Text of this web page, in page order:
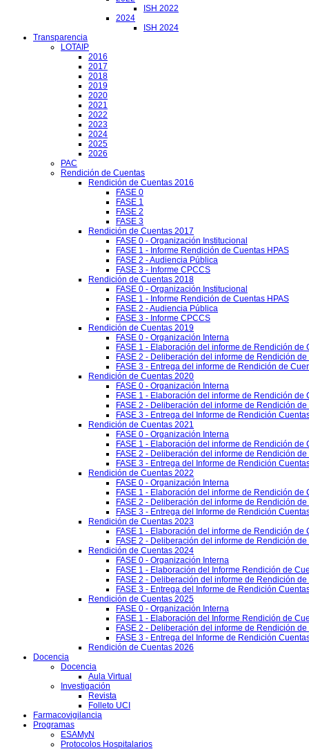
ISH 2022
2024
ISH 2024
Transparencia
LOTAIP
2016
2017
2018
2019
2020
2021
2022
2023
2024
2025
2026
PAC
Rendición de Cuentas
Rendición de Cuentas 2016
FASE 0
FASE 1
FASE 2
FASE 3
Rendición de Cuentas 2017
FASE 0 - Organización Institucional
FASE 1 - Informe Rendición de Cuentas HPAS
FASE 2 - Audiencia Pública
FASE 3 - Informe CPCCS
Rendición de Cuentas 2018
FASE 0 - Organización Institucional
FASE 1 - Informe Rendición de Cuentas HPAS
FASE 2 - Audiencia Pública
FASE 3 - Informe CPCCS
Rendición de Cuentas 2019
FASE 0 - Organización Interna
FASE 1 - Elaboración del informe de Rendición de
FASE 2 - Deliberación del informe de Rendición
FASE 3 - Entrega del informe de Rendición de
Rendición de Cuentas 2020
FASE 0 - Organización Interna
FASE 1 - Elaboración del informe de Rendición de
FASE 2 - Deliberación del informe de Rendición
FASE 3 - Entrega del Informe de Rendición
Rendición de Cuentas 2021
FASE 0 - Organización Interna
FASE 1 - Elaboración del informe de Rendición de
FASE 2 - Deliberación del informe de Rendición
FASE 3 - Entrega del Informe de Rendición
Rendición de Cuentas 2022
FASE 0 - Organización Interna
FASE 1 - Elaboración del informe de Rendición de
FASE 2 - Deliberación del informe de Rendición
FASE 3 - Entrega del Informe de Rendición
Rendición de Cuentas 2023
FASE 1 - Elaboración del informe de Rendición de
FASE 2 - Deliberación del informe de Rendición
Rendición de Cuentas 2024
FASE 0 - Organización Interna
FASE 1 - Elaboración del Informe Rendición de
FASE 2 - Deliberación del informe de Rendición
FASE 3 - Entrega del Informe de Rendición
Rendición de Cuentas 2025
FASE 0 - Organización Interna
FASE 1 - Elaboración del Informe Rendición de
FASE 2 - Deliberación del informe de Rendición
FASE 3 - Entrega del Informe de Rendición
Rendición de Cuentas 2026
Docencia
Docencia
Aula Virtual
Investigación
Revista
Folleto UCI
Farmacovigilancia
Programas
ESAMyN
Protocolos Hospitalarios